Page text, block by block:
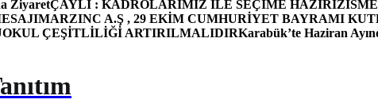
ZiyaretÇAYLI : KADROLARIMIZ İLE SEÇİME HAZIRIZ
MARZINC A.Ş , 29 EKİM CUMHURİYET BAYRAMI
OKUL ÇEŞİTLİLİĞİ ARTIRILMALIDIRKarabük’te Haziran